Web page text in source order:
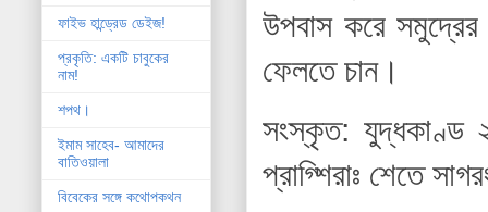
উপবাস করে সমুদ্রের
ফেলতে চান।
সংস্কৃত: যুদ্ধকাণ্ড
প্রাগ্শিরাঃ শেতে
ফাইভ হান্ড্রেড ডেইজ!
প্রকৃতি: একটি চাবুকের
নাম!
শপথ।
ইমাম সাহেব- আমাদের
বাতিওয়ালা
বিবেকের সঙ্গে কথোপকথন